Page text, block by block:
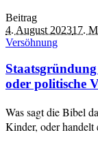
Beitrag
4. August 202317.
Versöhnung
oder politische
Was sagt die Bibel
Kinder, oder handelt